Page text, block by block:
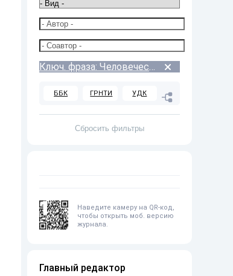
Ключ. фраза: Человеческий капитал
ББК ГРНТИ УДК
1
Наведите камеру на QR-код,
чтобы открыть моб. версию
журнала.
Главный редактор